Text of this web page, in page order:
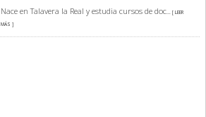
Nace en Talavera la Real y estudia cursos de doc... [ LEER
MÁS ]